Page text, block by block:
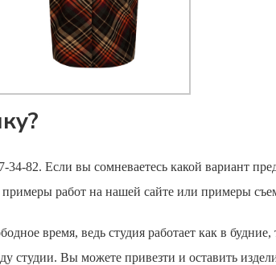
82. Если вы сомневаетесь какой вариант
примеры работ на нашей сайте или примеры
время, ведь студия работает как в
студии. Вы можете привезти и оставить